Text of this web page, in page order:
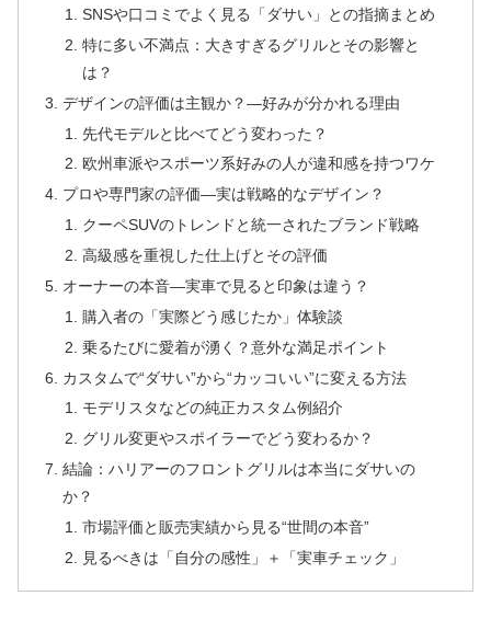
SNSや口コミでよく見る「ダサい」との指摘まとめ
特に多い不満点：大きすぎるグリルとその影響と
は？
デザインの評価は主観か？—好みが分かれる理由
先代モデルと比べてどう変わった？
欧州車派やスポーツ系好みの人が違和感を持つワケ
プロや専門家の評価—実は戦略的なデザイン？
クーペSUVのトレンドと統一されたブランド戦略
高級感を重視した仕上げとその評価
オーナーの本音—実車で見ると印象は違う？
購入者の「実際どう感じたか」体験談
乗るたびに愛着が湧く？意外な満足ポイント
カスタムで“ダサい”から“カッコいい”に変える方法
モデリスタなどの純正カスタム例紹介
グリル変更やスポイラーでどう変わるか？
結論：ハリアーのフロントグリルは本当にダサいの
か？
市場評価と販売実績から見る“世間の本音”
見るべきは「自分の感性」＋「実車チェック」